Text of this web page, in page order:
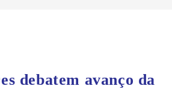
debatem avanço da